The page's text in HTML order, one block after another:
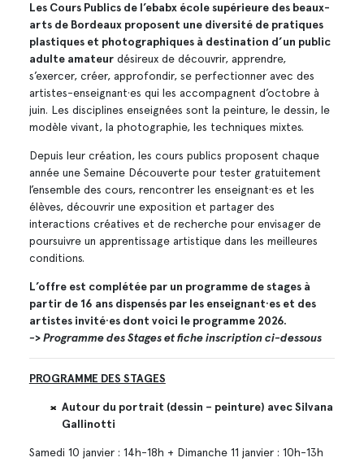
Les Cours Publics de l’ebabx école supérieure des beaux-
arts de Bordeaux proposent une diversité de pratiques
plastiques et photographiques à destination d’un public
adulte amateurdésireux de découvrir, apprendre,
s’exercer, créer, approfondir, se perfectionner avec des
artistes-enseignant·es qui les accompagnent d’octobre à
juin. Les disciplines enseignées sont la peinture, le dessin, le
modèle vivant, la photographie, les techniques mixtes.
Depuis leur création, les cours publics proposent chaque
année une Semaine Découverte pour tester gratuitement
l’ensemble des cours, rencontrer les enseignant·es et les
élèves, découvrir une exposition et partager des
interactions créatives et de recherche pour envisager de
poursuivre un apprentissage artistique dans les meilleures
conditions.
L’offre est complétée par un programme de stages à
partir de 16 ans dispensés par les enseignant·es et des
artistes invité·es dont voici le programme 2026.
-> Programme des Stages et fiche inscription ci-dessous
PROGRAMME DES STAGES
Autour du portrait (dessin – peinture) avec Silvana
Gallinotti
Samedi 10 janvier : 14h-18h + Dimanche 11 janvier : 10h-13h